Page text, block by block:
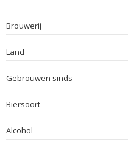
Brouwerij
Land
Gebrouwen sinds
Biersoort
Alcohol